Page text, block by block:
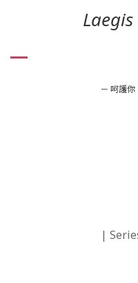
Laegis
be your
－ 呵護
|